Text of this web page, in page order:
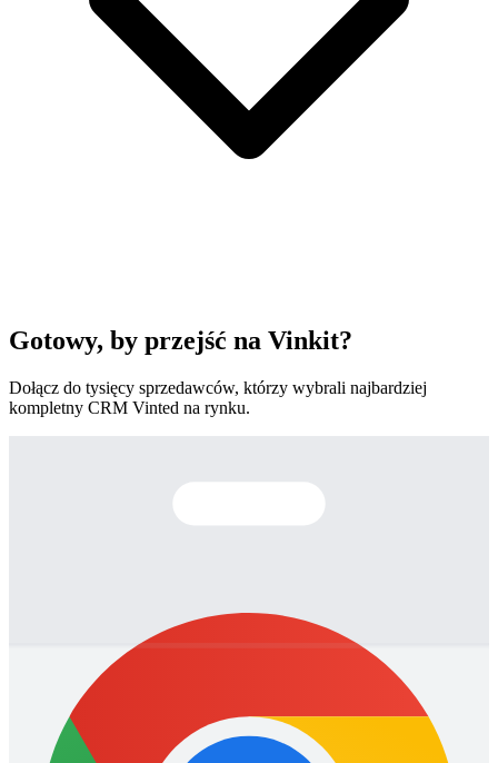
Gotowy, by przejść na Vinkit?
Dołącz do tysięcy sprzedawców, którzy wybrali najbardziej
kompletny CRM Vinted na rynku.